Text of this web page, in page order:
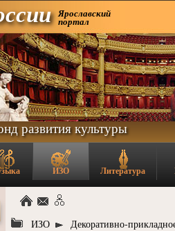
Ярославский
портал
развития культуры
ИЗО Литература
ИЗО Декоративно-